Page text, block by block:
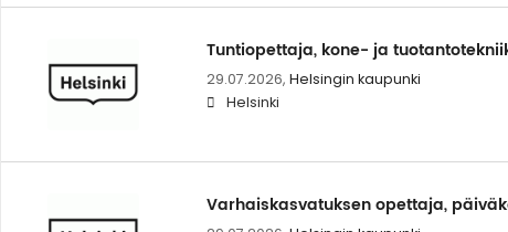
Tuntiopettaja, kone- ja
29.07.2026, Helsingin kaupunki
Helsinki
Varhaiskasvatuksen opettaja,